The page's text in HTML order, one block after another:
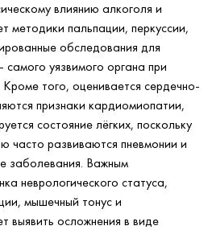
влиянию алкоголя и
методики пальпации, перкуссии,
обследования для
уязвимого органа при
того, оценивается сердечно-
признаки кардиомиопатии,
состояние лёгких, поскольку
часто развиваются пневмонии и
заболевания. Важным
неврологического статуса,
мышечный тонус и
выявить осложнения в виде